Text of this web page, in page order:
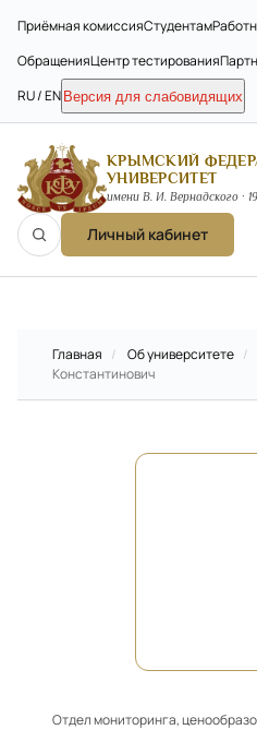
Приёмная комиссияСтудентам
ОбращенияЦентр тестирования
RU / EN Версия для слабовидящих
КРЫМСКИЙ
УНИВЕРСИТЕТ
имени В. И. Вернадского ·
Личный кабинет
Главная / Об университете /
Константинович
Отдел мониторинга,